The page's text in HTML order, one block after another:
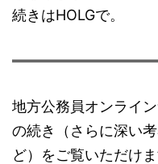
続きはHOLGで。
地方公務員オンライ
の続き（さらに深い
ど）をご覧いただけま